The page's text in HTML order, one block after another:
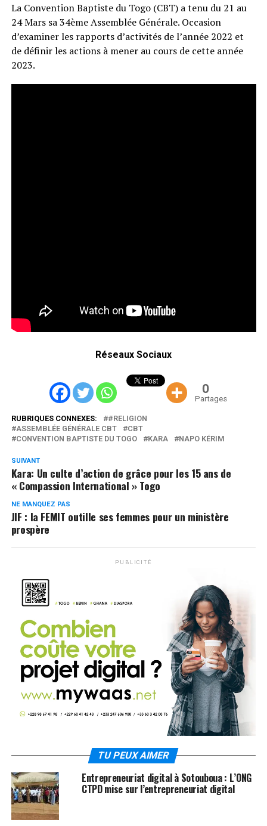
La Convention Baptiste du Togo (CBT) a tenu du 21 au
24 Mars sa 34ème Assemblée Générale. Occasion
d’examiner les rapports d’activités de l’année 2022 et
de définir les actions à mener au cours de cette année
2023.
Réseaux Sociaux
0
Partages
RUBRIQUES CONNEXES:
#RELIGION
ASSEMBLÉE GÉNÉRALE CBT
CBT
CONVENTION BAPTISTE DU TOGO
KARA NAPO KÉRIM
SUIVANT
Kara: Un culte d’action de grâce pour les 15 ans de
« Compassion International » Togo
NE MANQUEZ PAS
JIF : la FEMIT outille ses femmes pour un ministère
prospère
PUBLICITÉ
TU PEUX AIMER
Entrepreneuriat digital à Sotouboua : L’ONG
CTPD mise sur l’entrepreneuriat digital